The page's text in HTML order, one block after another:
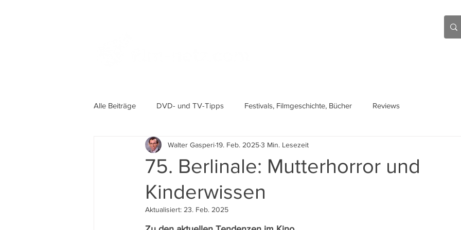
Alle Beiträge DVD- und TV-Tipps Festivals, Filmgeschichte, Bücher Reviews
75. Berlinale: Mutterhorror und
Kinderwissen
Walter Gasperi19. Feb. 20253 Min. Lesezeit
Aktualisiert: 23. Feb. 2025